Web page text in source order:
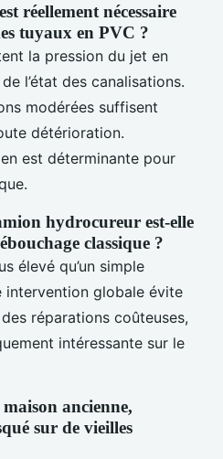
réellement nécessaire
tuyaux en PVC ?
la pression du jet en
l’état des canalisations.
modérées suffisent
détérioration.
est déterminante pour
hydrocureur est-elle
classique ?
élevé qu’un simple
intervention globale évite
réparations coûteuses,
intéressante sur le
ancienne,
sur de vieilles